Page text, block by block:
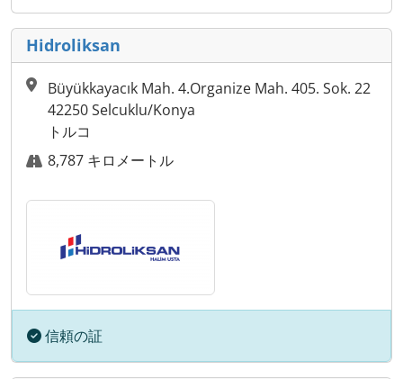
Hidroliksan
Büyükkayacık Mah. 4.Organize Mah. 405. Sok. 22
42250 Selcuklu/Konya
トルコ
8,787 キロメートル
信頼の証